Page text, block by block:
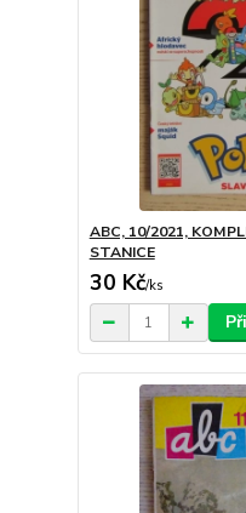
ABC, 10/2021,
STANICE
30 Kč/ks